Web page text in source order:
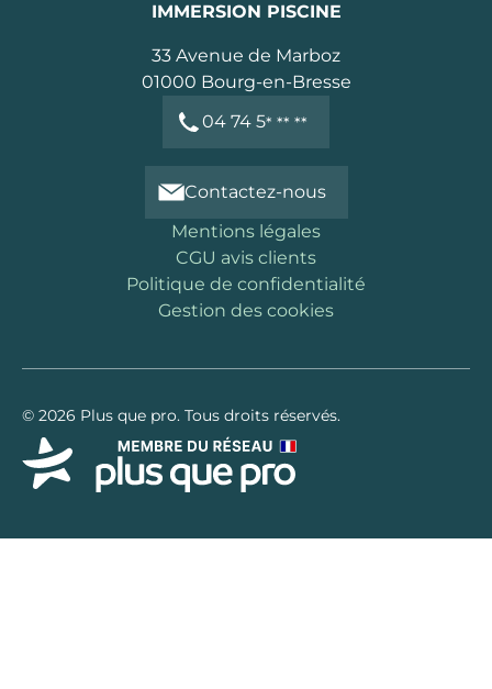
IMMERSION PISCINE
33 Avenue de Marboz
01000 Bourg-en-Bresse
04 74 5* ** **
Contactez-nous
Mentions légales
CGU avis clients
Politique de confidentialité
Gestion des cookies
© 2026 Plus que pro. Tous droits réservés.